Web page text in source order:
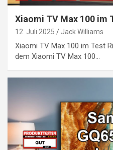
Xiaomi TV Max 100 im
12. Juli 2025 Jack Williams
Xiaomi TV Max 100 im Test
dem Xiaomi TV Max 100…